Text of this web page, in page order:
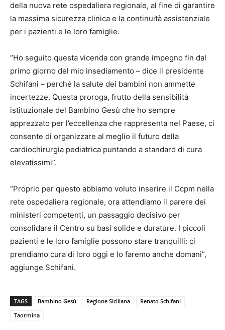
della nuova rete ospedaliera regionale, al fine di garantire
la massima sicurezza clinica e la continuità assistenziale
per i pazienti e le loro famiglie.
“Ho seguito questa vicenda con grande impegno fin dal
primo giorno del mio insediamento – dice il presidente
Schifani – perché la salute dei bambini non ammette
incertezze. Questa proroga, frutto della sensibilità
istituzionale del Bambino Gesù che ho sempre
apprezzato per l’eccellenza che rappresenta nel Paese, ci
consente di organizzare al meglio il futuro della
cardiochirurgia pediatrica puntando a standard di cura
elevatissimi”.
“Proprio per questo abbiamo voluto inserire il Ccpm nella
rete ospedaliera regionale, ora attendiamo il parere dei
ministeri competenti, un passaggio decisivo per
consolidare il Centro su basi solide e durature. I piccoli
pazienti e le loro famiglie possono stare tranquilli: ci
prendiamo cura di loro oggi e lo faremo anche domani”,
aggiunge Schifani.
TAGS Bambino Gesù Regione Siciliana
Renato Schifani
Taormina